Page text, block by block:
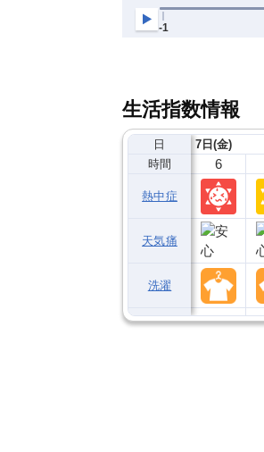
生活指数情報
日
時間
熱中症
天気痛
洗濯
7日(金)
6